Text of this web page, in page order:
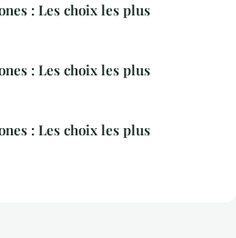
: Les choix les plus
: Les choix les plus
: Les choix les plus